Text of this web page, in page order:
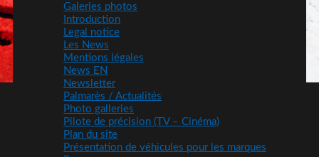
Galeries photos
Introduction
Legal notice
Les News
Mentions légales
News EN
Newsletter
Palmarès / Actualités
Photo galleries
Pilote de précision (TV – Cinéma)
Plan du site
Présentation de véhicules pour les marques